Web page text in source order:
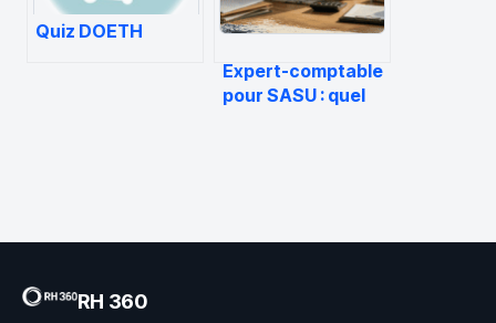
Quiz DOETH
Expert-comptable
pour SASU : quel
RH 360